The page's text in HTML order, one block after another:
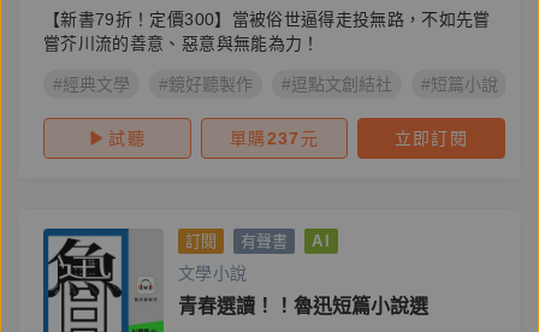
【新書79折！定價300】當被俗世逼得走投無路，不如先嘗
嘗芥川流的善意、惡意與無能為力！
#經典文學 #鏡好聽製作 #逗點文創結社 #短篇小說
試聽 單購237 元 立即訂閱
訂閱 有聲書 AI
文學小說
青春選讀！！魯迅短篇小說選